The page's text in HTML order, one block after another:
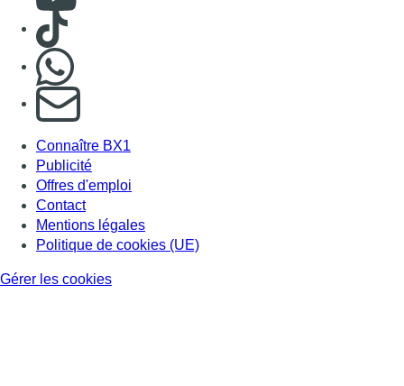
Consulter TikTok
S'abonner à notre newsletter
Connaître BX1
Publicité
Offres d'emploi
Contact
Mentions légales
Politique de cookies (UE)
Gérer les cookies